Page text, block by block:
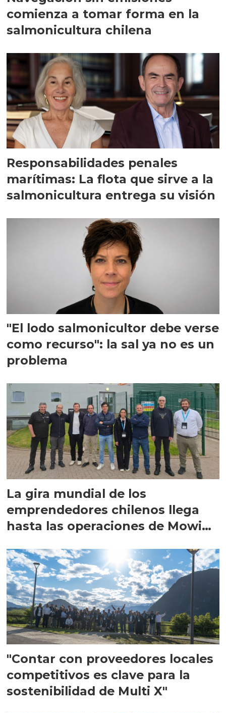
comienza a tomar forma en la
salmonicultura chilena
Responsabilidades penales
marítimas: La flota que sirve a la
salmonicultura entrega su visión
"El lodo salmonicultor debe verse
como recurso": la sal ya no es un
problema
La gira mundial de los
emprendedores chilenos llega
hasta las operaciones de Mowi
"Contar con proveedores locales
competitivos es clave para la
sostenibilidad de Multi X"